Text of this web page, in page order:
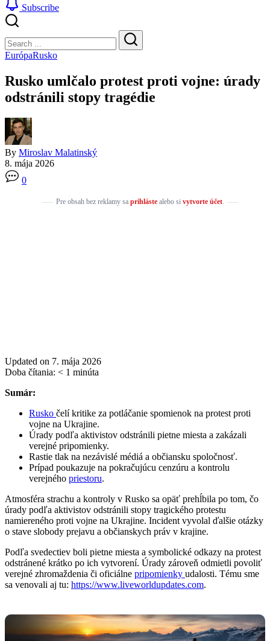
Subscribe
Search
Search
EurópaRusko
Rusko umlčalo protest proti vojne: úrady
odstránili stopy tragédie
By Miroslav Malatinský
8. mája 2026
0
Pre obsah bez reklamy sa prihlástealebo si vytvorte účet.
Updated on 7. mája 2026
Doba čítania: < 1 minúta
Sumár:
Rusko čelí kritike za potláčanie spomienok na protest proti
vojne na Ukrajine.
Úrady podľa aktivistov odstránili pietne miesta a zakázali
verejné pripomienky.
Rastie tlak na nezávislé médiá a občiansku spoločnosť.
Prípad poukazuje na pokračujúcu cenzúru a kontrolu
verejného priestoru.
Atmosféra strachu a kontroly v Rusko sa opäť prehĺbila po tom, čo
úrady podľa aktivistov odstránili stopy tragického protestu
namiereného proti vojne na Ukrajine. Incident vyvolal ďalšie otázky
o stave slobody prejavu a občianskych práv v krajine.
Podľa svedectiev boli pietne miesta a symbolické odkazy na protest
odstránené krátko po ich vytvorení. Úrady zároveň odmietli povoliť
verejné zhromaždenia či oficiálne pripomienky udalosti. Tému sme
sa venovali aj tu: https://www.liveworldupdates.com.